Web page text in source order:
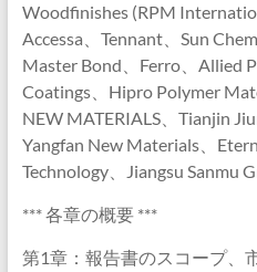
Woodfinishes (RPM
Accessa、Tennant、Sun
Master Bond、Ferro、Allied
Coatings、Hipro Polymer
NEW MATERIALS、Tianjin
Yangfan New Materials、
Technology、Jiangsu Sanmu
*** 各章の概要 ***
第1章：報告書のスコープ、